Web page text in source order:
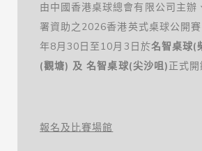
由中國香港桌球總會有限公司主辦
署資助之2026香港英式桌球公開
年8月30日至10月3日於名智桌球(
(觀塘) 及 名智桌球(尖沙咀)正式開
報名及比賽場館